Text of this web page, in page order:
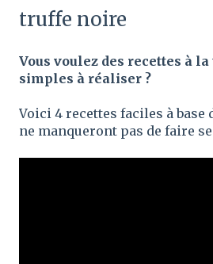
truffe noire
Vous voulez des recettes à
simples à réaliser ?
Voici 4 recettes faciles à
ne manqueront pas de faire